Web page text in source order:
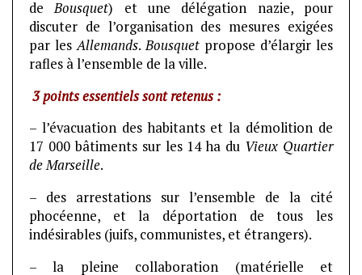
deBousquet) et une délégation nazie, pour
discuter de l’organisation des mesures exigées
par lesAllemands.Bousquet propose d’élargir les
rafles à l’ensemble de la ville.
3 points essentiels sont retenus :
– l’évacuation des habitants et la démolition de
17 000 bâtiments sur les 14 ha du Vieux Quartier
de Marseille.
– des arrestations sur l’ensemble de la cité
phocéenne, et la déportation de tous les
indésirables (juifs, communistes, et étrangers).
– la pleine collaboration (matérielle et